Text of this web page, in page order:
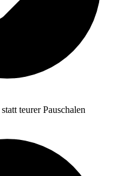
statt teurer Pauschalen